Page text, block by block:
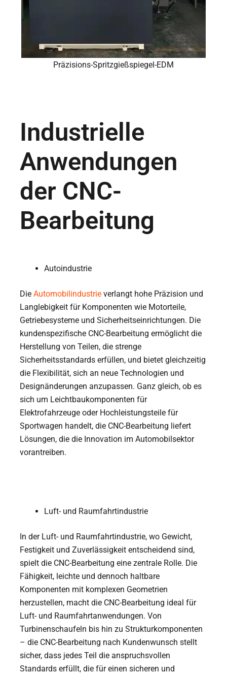
Präzisions-Spritzgießspiegel-EDM
Industrielle
Anwendungen
der CNC-
Bearbeitung
Autoindustrie
DieAutomobilindustrie verlangt hohe Präzision und
Langlebigkeit für Komponenten wie Motorteile,
Getriebesysteme und Sicherheitseinrichtungen. Die
kundenspezifische CNC-Bearbeitung ermöglicht die
Herstellung von Teilen, die strenge
Sicherheitsstandards erfüllen, und bietet gleichzeitig
die Flexibilität, sich an neue Technologien und
Designänderungen anzupassen. Ganz gleich, ob es
sich um Leichtbaukomponenten für
Elektrofahrzeuge oder Hochleistungsteile für
Sportwagen handelt, die CNC-Bearbeitung liefert
Lösungen, die die Innovation im Automobilsektor
vorantreiben.
Luft- und Raumfahrtindustrie
In der Luft- und Raumfahrtindustrie, wo Gewicht,
Festigkeit und Zuverlässigkeit entscheidend sind,
spielt die CNC-Bearbeitung eine zentrale Rolle. Die
Fähigkeit, leichte und dennoch haltbare
Komponenten mit komplexen Geometrien
herzustellen, macht die CNC-Bearbeitung ideal für
Luft- und Raumfahrtanwendungen. Von
Turbinenschaufeln bis hin zu Strukturkomponenten
– die CNC-Bearbeitung nach Kundenwunsch stellt
sicher, dass jedes Teil die anspruchsvollen
Standards erfüllt, die für einen sicheren und